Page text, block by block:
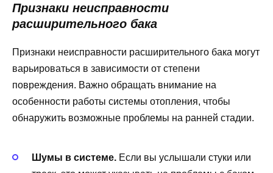
Признаки неисправности
расширительного бака
Признаки неисправности расширительного бака могут
варьироваться в зависимости от степени
повреждения. Важно обращать внимание на
особенности работы системы отопления, чтобы
обнаружить возможные проблемы на ранней стадии.
Шумы в системе. Если вы услышали стуки или